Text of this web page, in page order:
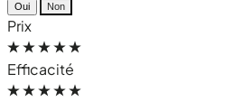
Oui Non
Prix
Efficacité